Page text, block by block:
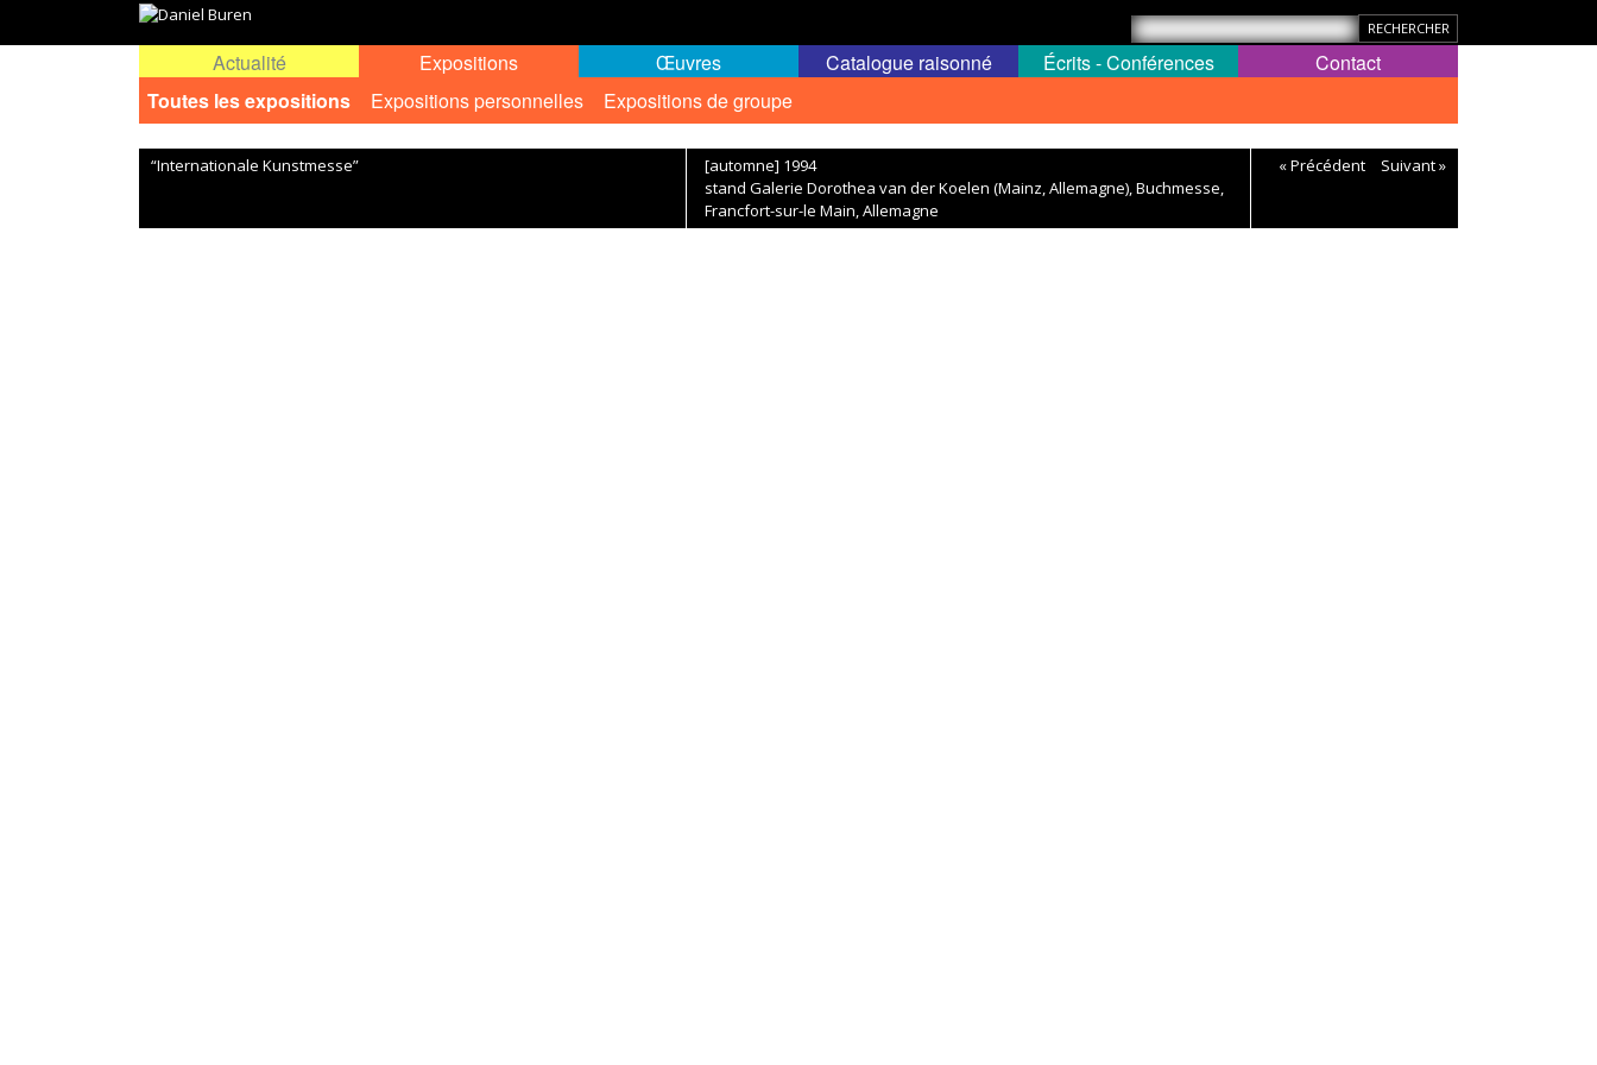
Actualité
Expositions
Toutes les expositions
Expositions personnelles Expositions de groupe
Œuvres Catalogue raisonné Écrits - Conférences Contact
“Internationale Kunstmesse”
[automne] 1994
stand Galerie Dorothea van der Koelen (Mainz, Allemagne), Buchmesse,
Francfort-sur-le Main, Allemagne
« Précédent Suivant »